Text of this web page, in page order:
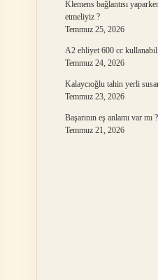
Klemens bağlantısı
etmeliyiz ?
Temmuz 25, 2026
A2 ehliyet 600 cc
Temmuz 24, 2026
Kalaycıoğlu tahin yerli
Temmuz 23, 2026
Başarının eş anlamı var mı ?
Temmuz 21, 2026